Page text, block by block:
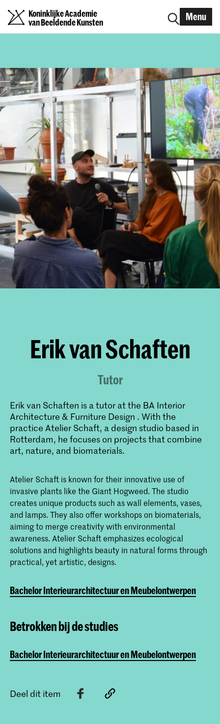
Koninklijke Academie
van Beeldende Kunsten
Menu
Erik van Schaften
Tutor
Erik van Schaften is a tutor at the BA Interior
Architecture & Furniture Design . With the
practice Atelier Schaft, a design studio based in
Rotterdam, he focuses on projects that combine
art, nature, and biomaterials.
Atelier Schaft is known for their innovative use of
invasive plants like the Giant Hogweed. The studio
creates unique products such as wall elements, vases,
and lamps. They also offer workshops on biomaterials,
aiming to merge creativity with environmental
awareness. Atelier Schaft emphasizes ecological
solutions and highlights beauty in natural forms through
practical, yet artistic, designs.
Bachelor Interieurarchitectuur en Meubelontwerpen
Betrokken bij de studies
Bachelor Interieurarchitectuur en Meubelontwerpen
Deel dit item